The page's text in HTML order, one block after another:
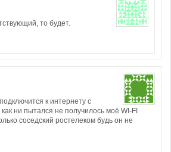
то будет.
к интернету с
ни пытался не получилось моё WI-FI
соседский ростелеком будь он не